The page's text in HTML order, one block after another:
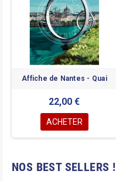
Affiche de Nantes - Quai
22,00 €
ACHETER
NOS BEST SELLERS !